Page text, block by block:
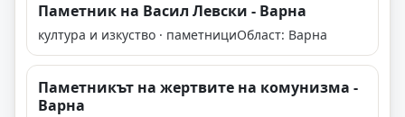
Паметник на Васил Левски - Варна
култура и изкуство · паметнициОбласт: Варна
Паметникът на жертвите на комунизма -
Варна